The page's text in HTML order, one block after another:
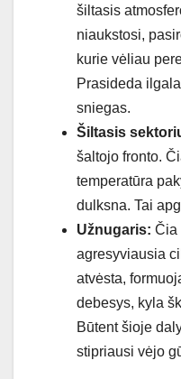
šiltasis
niaukstosi,
kurie vėliau
Prasideda
sniegas.
Šiltasis
šaltojo fronto.
temperatūra
dulksna. Tai
Užnugaris: Čia
agresyviausia
atvėsta,
debesys, kyla
Būtent šioje
stipriausi vėjo